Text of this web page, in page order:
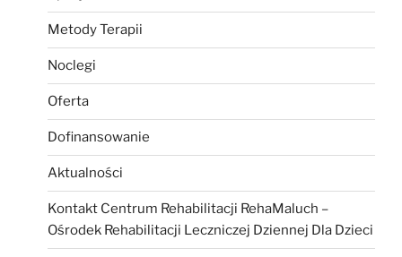
Metody Terapii
Noclegi
Oferta
Dofinansowanie
Aktualności
Kontakt Centrum Rehabilitacji RehaMaluch –
Ośrodek Rehabilitacji Leczniczej Dziennej Dla Dzieci